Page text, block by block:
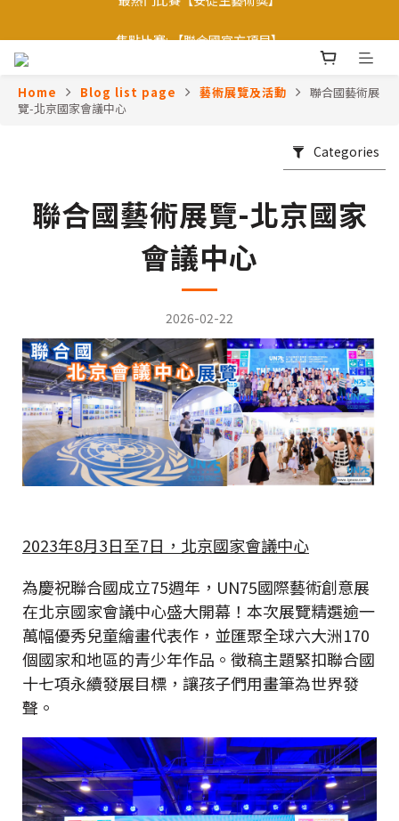
Home Blog list page 藝術展覽及活動
聯合國藝術展
覽-北京國家會議中心
Categories
聯合國藝術展覽-北京國家
會議中心
2026-02-22
2023年8月3日至7日，北京國家會議中心
為慶祝聯合國成立75週年，UN75國際藝術創意展
在北京國家會議中心盛大開幕！本次展覽精選逾一
萬幅優秀兒童繪畫代表作，並匯聚全球六大洲170
個國家和地區的青少年作品。徵稿主題緊扣聯合國
十七項永續發展目標，讓孩子們用畫筆為世界發
聲。